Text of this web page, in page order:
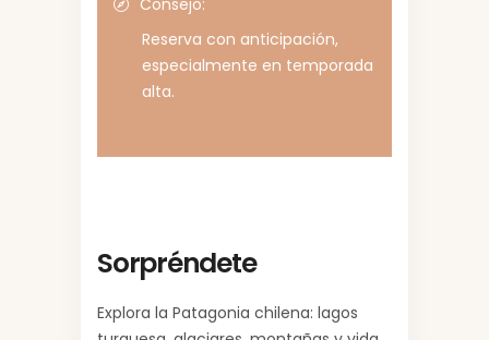
Consejo:
Reserva con anticipación,
especialmente en temporada
alta.
Sorpréndete
Explora la Patagonia chilena: lagos